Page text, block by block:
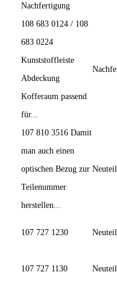
Nachfertigung
108 683 0124 / 108
683 0224
Kunststoffleiste
Abdeckung
Kofferaum passend
für...
107 810 3516 Damit
man auch einen
optischen Bezug zur
Teilenummer
herstellen...
107 727 1230
107 727 1130